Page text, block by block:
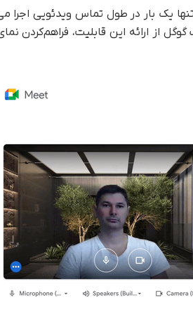
یک‌ بار در طول تماس ویدئویی اجرا
ارائه این قابلیت، فراهم‌کردن نمای